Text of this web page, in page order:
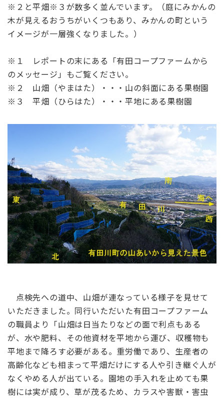
※２と平畑※３が数多く並んでいます。（庭にみかんの
木が見えるおうちがいくつもあり、みかんの町という
イメージが一層強くなりました。）
※１ レポートの末にある「有田コープファームから
のメッセージ」もご覧ください。
※２ 山畑（やまはた）・・・山の斜面にある果樹園
※３ 平畑（ひらはた）・・・平地にある果樹園
点検先への道中、山畑が連なっている様子を見せて
いただきました。同行いただいた有田コープファーム
の職員より「山畑は日当たりなどの面で利点もある
が、水や肥料、その他資材を平地から運び、収穫物も
平地まで降ろす必要がある。重労働であり、生産者の
高齢化なども相まって平畑だけにする人や引き継ぐ人が
なくやめる人が出ている。園地の手入れを止めても果
樹には実が成り、草が茂るため、カラスや害獣・害虫